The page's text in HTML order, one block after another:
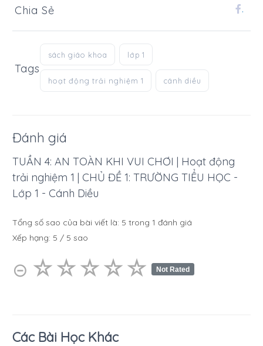
Chia Sẻ .
Tags
sách giáo khoa lớp 1
hoạt động trải nghiệm 1 cánh diều
Đánh giá
TUẦN 4: AN TOÀN KHI VUI CHƠI | Hoạt động
trải nghiệm 1 | CHỦ ĐỀ 1: TRƯỜNG TIỂU HỌC -
Lớp 1 - Cánh Diều
Tổng số sao của bài viết là: 5 trong 1 đánh giá
Xếp hạng: 5 / 5 sao
⊝ ☆☆☆☆☆
★★★★★ Not Rated
Các Bài Học Khác